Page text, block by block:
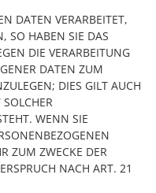
DATEN VERARBEITET,
SO HABEN SIE DAS
DIE VERARBEITUNG
DATEN ZUM
DIES GILT AUCH
WENN SIE
ZUM ZWECKE DER
NACH ART. 21